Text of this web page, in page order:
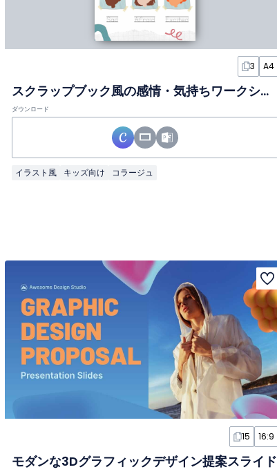
3 A4
スクラップブック風の感情・気持ちワークシート
ダウンロード
イラスト風 キッズ向け コラージュ
15 16:9
モダンな3Dグラフィックデザイン提案スライド